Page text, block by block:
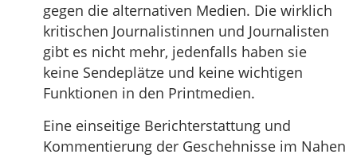
gegen die alternativen Medien. Die wirklich
kritischen Journalistinnen und Journalisten
gibt es nicht mehr, jedenfalls haben sie
keine Sendeplätze und keine wichtigen
Funktionen in den Printmedien.
Eine einseitige Berichterstattung und
Kommentierung der Geschehnisse im Nahen